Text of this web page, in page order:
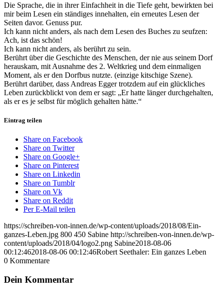
Die Sprache, die in ihrer Einfachheit in die Tiefe geht, bewirkten bei
mir beim Lesen ein ständiges innehalten, ein erneutes Lesen der
Seiten davor. Genuss pur.
Ich kann nicht anders, als nach dem Lesen des Buches zu seufzen:
Ach, ist das schön!
Ich kann nicht anders, als berührt zu sein.
Berührt über die Geschichte des Menschen, der nie aus seinem Dorf
herauskam, mit Ausnahme des 2. Weltkrieg und dem einmaligen
Moment, als er den Dorfbus nutzte. (einzige kitschige Szene).
Berührt darüber, dass Andreas Egger trotzdem auf ein glückliches
Leben zurückblickt von dem er sagt: „Er hatte länger durchgehalten,
als er es je selbst für möglich gehalten hätte.“
Eintrag teilen
Share on Facebook
Share on Twitter
Share on Google+
Share on Pinterest
Share on Linkedin
Share on Tumblr
Share on Vk
Share on Reddit
Per E-Mail teilen
https://schreiben-von-innen.de/wp-content/uploads/2018/08/Ein-
ganzes-Leben.jpg 800 450 Sabine http://schreiben-von-innen.de/wp-
content/uploads/2018/04/logo2.png Sabine2018-08-06
00:12:462018-08-06 00:12:46Robert Seethaler: Ein ganzes Leben
0 Kommentare
Dein Kommentar